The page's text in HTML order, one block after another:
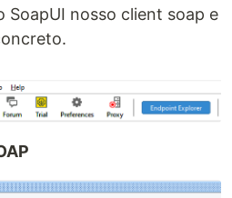
SoapUI nosso client soap e